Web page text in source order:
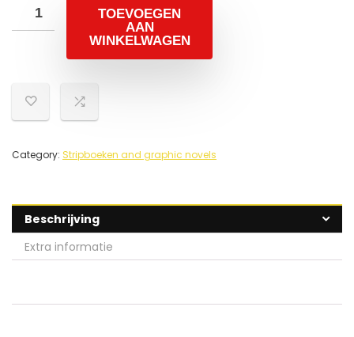
TOEVOEGEN
AAN
WINKELWAGEN
Category: Stripboeken and graphic novels
Beschrijving
Extra informatie